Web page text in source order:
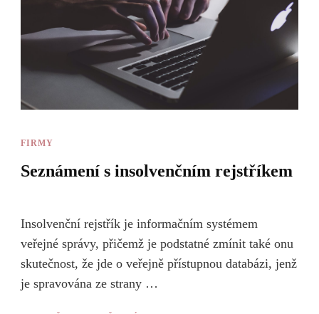
FIRMY
Seznámení s insolvenčním rejstříkem
Insolvenční rejstřík je informačním systémem
veřejné správy, přičemž je podstatné zmínit také onu
skutečnost, že jde o veřejně přístupnou databázi, jenž
je spravována ze strany …